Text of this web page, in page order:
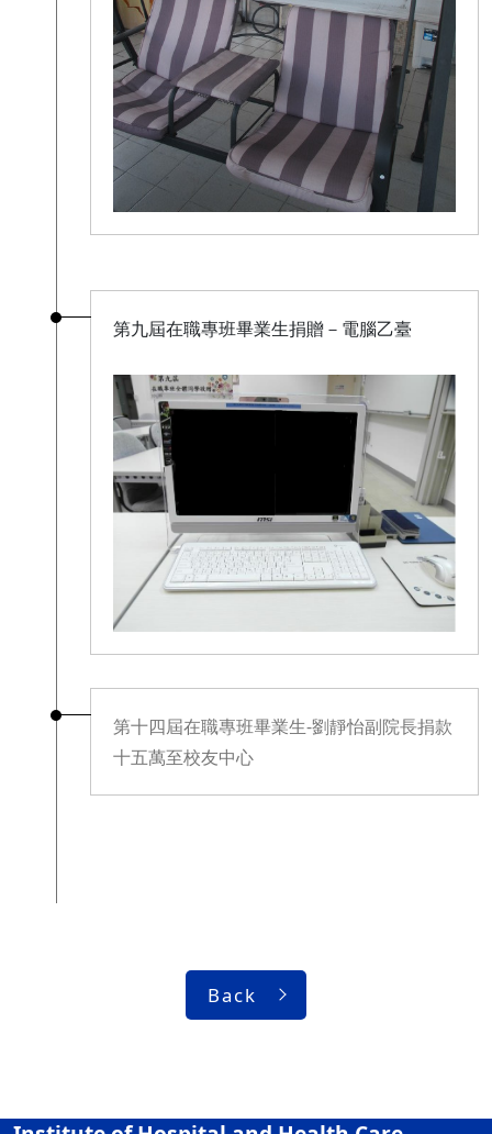
第九屆在職專班畢業生捐贈－電腦乙臺
第十四屆在職專班畢業生-劉靜怡副院長捐款
十五萬至校友中心
Back